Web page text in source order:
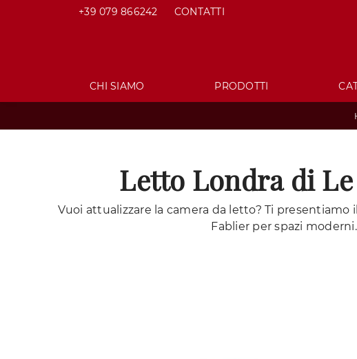
+39 079 866242 CONTATTI
CHI SIAMO PRODOTTI
Letto Londra di
Vuoi attualizzare la camera da letto? Ti presentiamo
Fablier per spazi moderni.